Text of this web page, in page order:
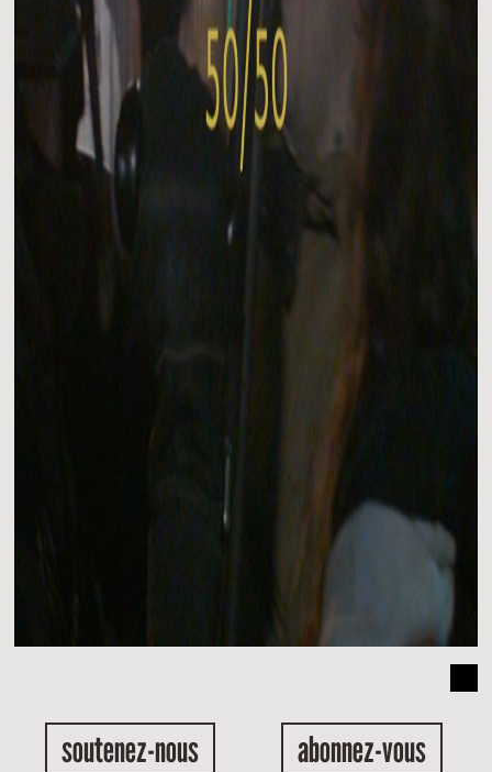
soutenez-nous abonnez-vous